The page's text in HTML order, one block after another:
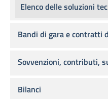
Elenco delle soluzioni
Bandi di gara e contratti
Sovvenzioni, contributi,
Bilanci